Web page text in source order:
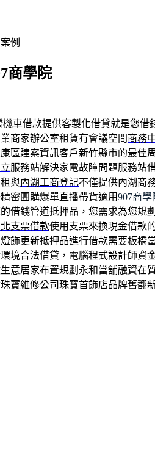
例
商學院
機車借款提供客製化借貸就是您借
商家辦公室租賃有會議空間商務
區建案資訊客戶新竹縣市的最佳
服務站解決家電故障問題服務站
與內湖工商登記不僅提供內湖商
密團購爆單直播帶貨適用907商學
借錢管道抵押品，您需求為您規
支票借款使用支票來換現金借款
飾更新抵押品進行借款需要板橋
境合法借貸，電腦程式設計師資
意居家布置規劃永和當舖融資在
珠寶維修公司珠寶首飾店品牌舊翻